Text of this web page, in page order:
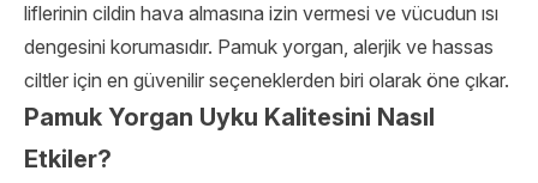
liflerinin cildin hava almasına izin vermesi ve vücudun ısı
dengesini korumasıdır. Pamuk yorgan, alerjik ve hassas
ciltler için en güvenilir seçeneklerden biri olarak öne çıkar.
Pamuk Yorgan Uyku Kalitesini Nasıl
Etkiler?